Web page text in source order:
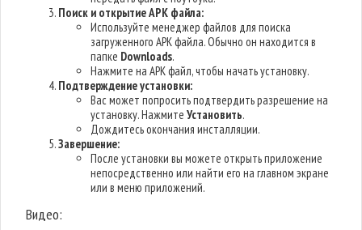
Поиск и открытие APK файла:
Используйте менеджер файлов для поиска
загруженного APK файла. Обычно он находится в
папке Downloads.
Нажмите на APK файл, чтобы начать установку.
Подтверждение установки:
Вас может попросить подтвердить разрешение на
установку. НажмитеУстановить.
Дождитесь окончания инсталляции.
Завершение:
После установки вы можете открыть приложение
непосредственно или найти его на главном экране
или в меню приложений.
Видео: